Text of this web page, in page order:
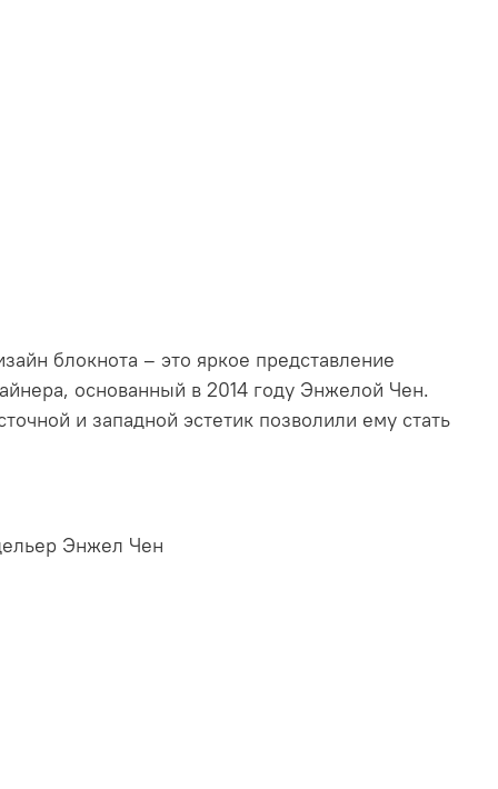
блокнота – это яркое представление
основанный в 2014 году Энжелой Чен.
и западной эстетик позволили ему стать
Энжел Чен